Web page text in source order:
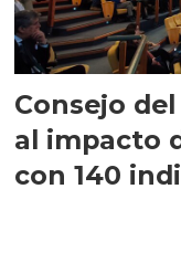
Consejo
al impacto
con 140